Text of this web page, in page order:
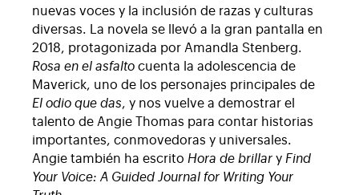
nuevas voces y la inclusión de razas y culturas
diversas. La novela se llevó a la gran pantalla en
2018, protagonizada por Amandla Stenberg.
Rosa en el asfalto cuenta la adolescencia de
Maverick, uno de los personajes principales de
El odio que das, y nos vuelve a demostrar el
talento de Angie Thomas para contar historias
importantes, conmovedoras y universales.
Angie también ha escrito Hora de brillar y Find
Your Voice: A Guided Journal for Writing Your